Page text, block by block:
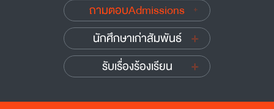
ถามตอบAdmissions
นักศึกษาเก่าสัมพันธ์
รับเรื่องร้องเรียน